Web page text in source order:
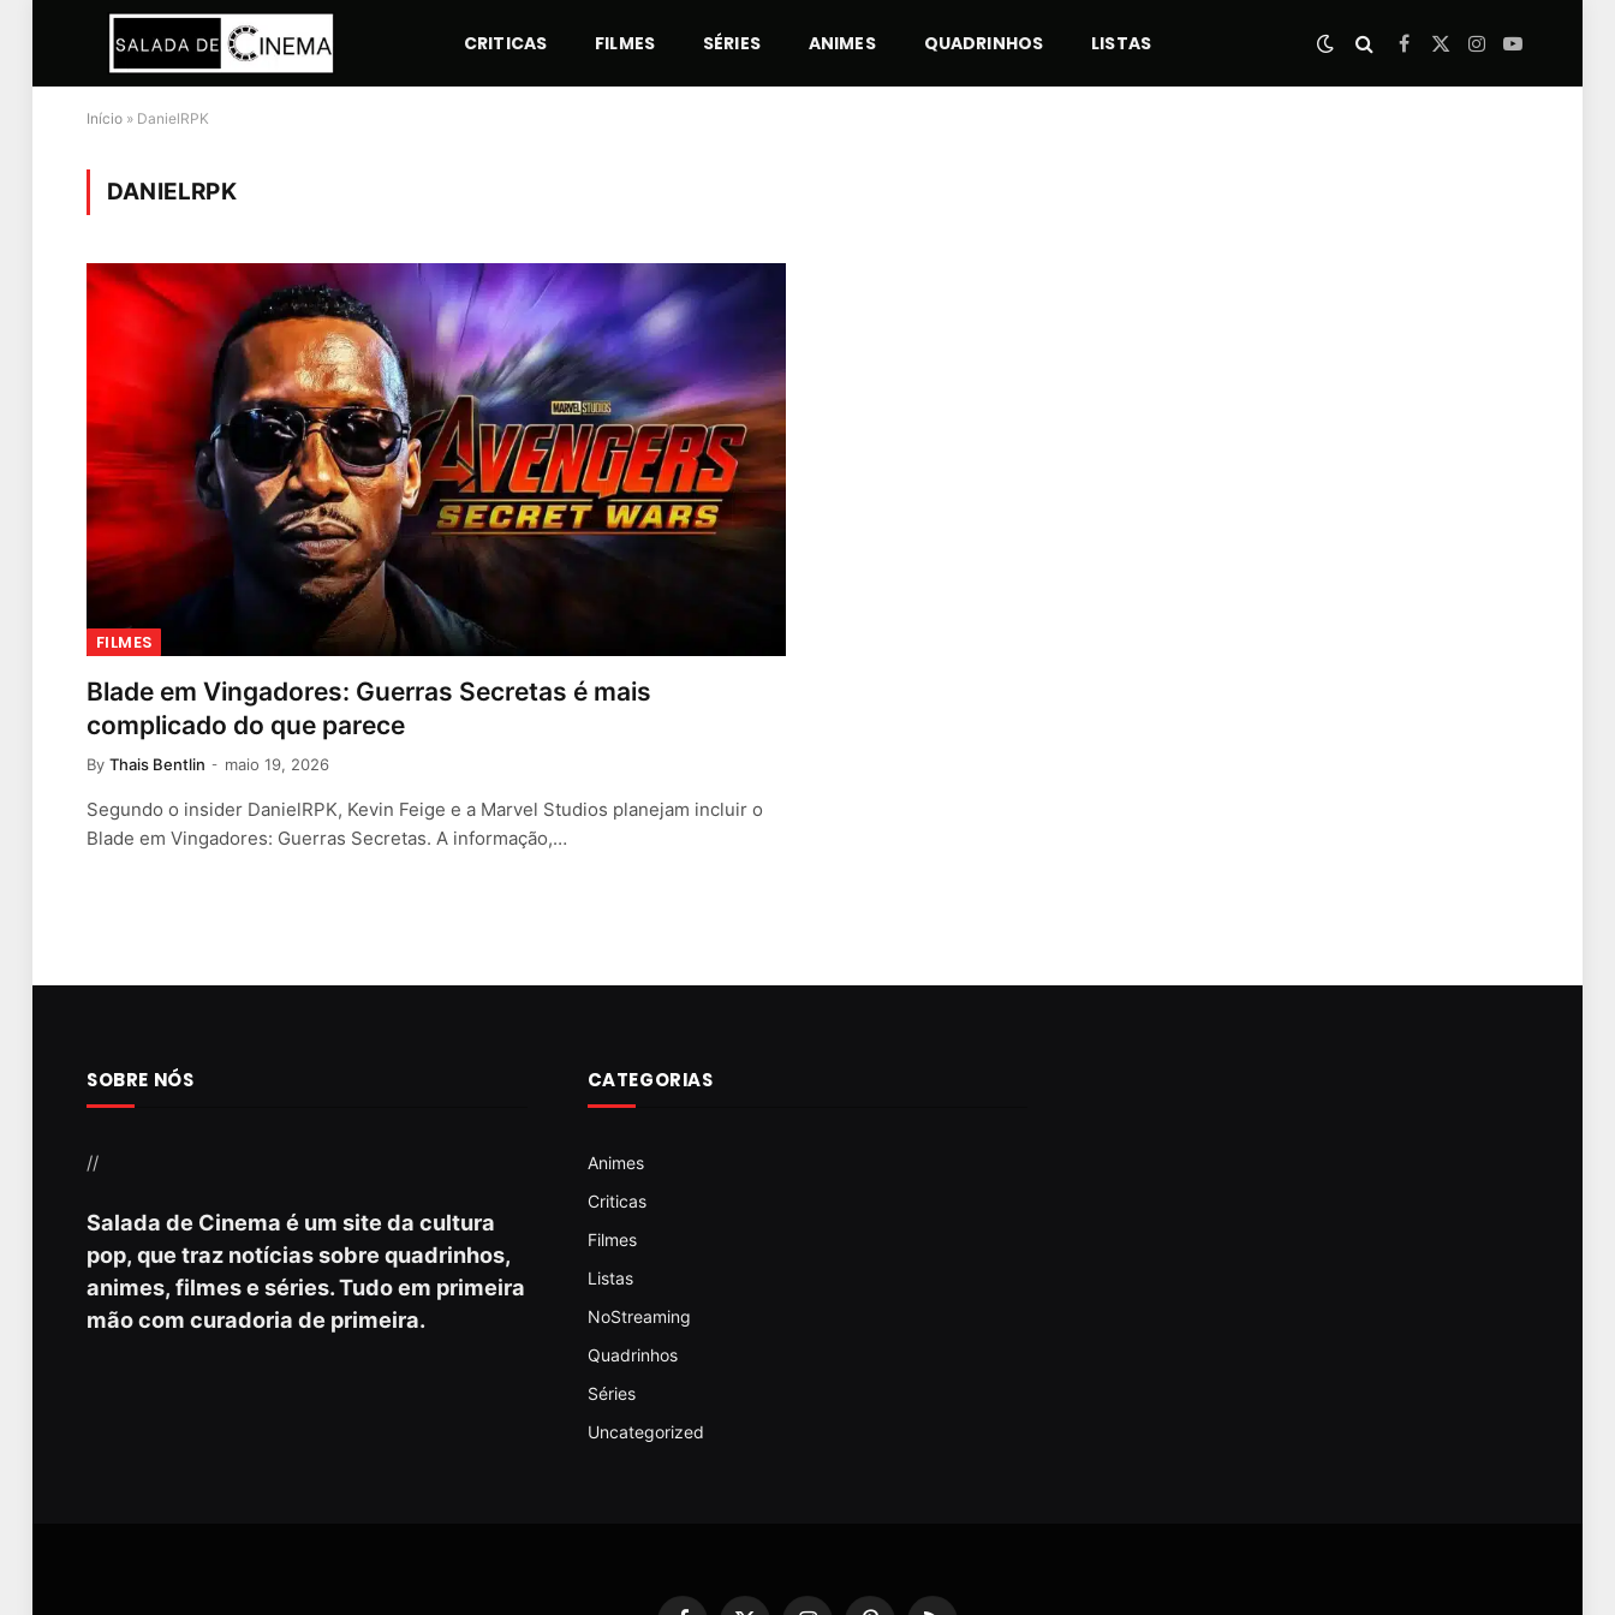
CRITICAS FILMES SÉRIES ANIMES QUADRINHOS LISTAS Facebook
X
Instagram
YouTube
Início » DanielRPK
DANIELRPK
FILMES
Blade em Vingadores: Guerras Secretas é mais
complicado do que parece
By Thais Bentlin maio 19, 2026
Segundo o insider DanielRPK, Kevin Feige e a Marvel Studios planejam incluir o
Blade em Vingadores: Guerras Secretas. A informação,…
SOBRE NÓS
//
Salada de Cinema é um site da cultura
pop, que traz notícias sobre quadrinhos,
animes, filmes e séries. Tudo em primeira
mão com curadoria de primeira.
CATEGORIAS
Animes
Criticas
Filmes
Listas
NoStreaming
Quadrinhos
Séries
Uncategorized